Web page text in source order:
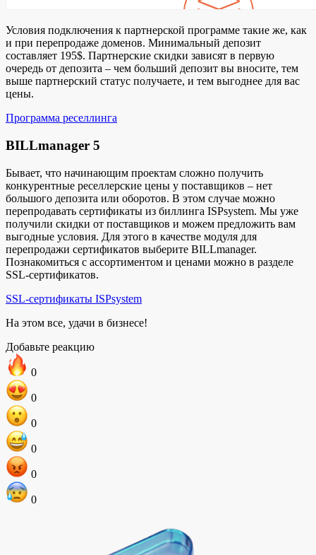
Условия подключения к партнерской программе такие же, как
и при перепродаже доменов. Минимальный депозит
составляет 195$. Партнерские скидки зависят в первую
очередь от депозита – чем больший депозит вы вносите, тем
выше партнерский статус получаете, и тем выгоднее для вас
цены.
Программа реселлинга
BILLmanager 5
Бывает, что начинающим проектам сложно получить
конкурентные реселлерские цены у поставщиков – нет
большого депозита или оборотов. В этом случае можно
перепродавать сертификаты из биллинга ISPsystem. Мы уже
получили скидки от поставщиков и можем предложить вам
выгодные условия. Для этого в качестве модуля для
перепродажи сертификатов выберите BILLmanager.
Познакомиться с ассортиментом и ценами можно в разделе
SSL-сертификатов.
SSL-сертификаты ISPsystem
На этом все, удачи в бизнесе!
Добавьте реакцию
0
0
0
0
0
0